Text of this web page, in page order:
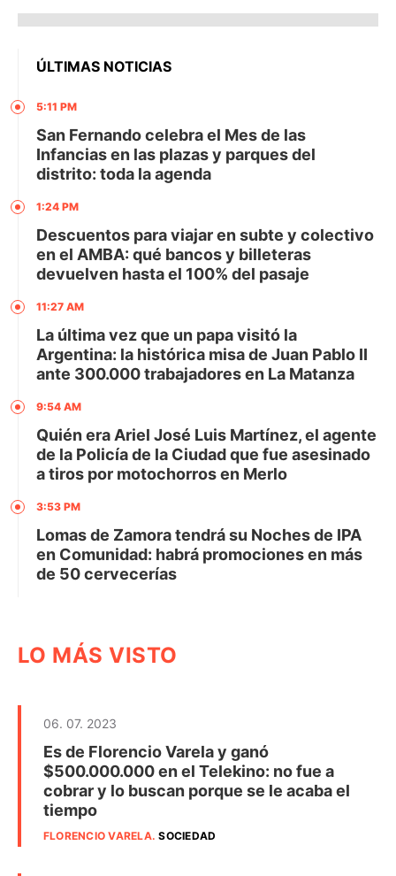
ÚLTIMAS NOTICIAS
5:11 PM
San Fernando celebra el Mes de las
Infancias en las plazas y parques del
distrito: toda la agenda
1:24 PM
Descuentos para viajar en subte y colectivo
en el AMBA: qué bancos y billeteras
devuelven hasta el 100% del pasaje
11:27 AM
La última vez que un papa visitó la
Argentina: la histórica misa de Juan Pablo II
ante 300.000 trabajadores en La Matanza
9:54 AM
Quién era Ariel José Luis Martínez, el agente
de la Policía de la Ciudad que fue asesinado
a tiros por motochorros en Merlo
3:53 PM
Lomas de Zamora tendrá su Noches de IPA
en Comunidad: habrá promociones en más
de 50 cervecerías
LO MÁS VISTO
06. 07. 2023
Es de Florencio Varela y ganó
$500.000.000 en el Telekino: no fue a
cobrar y lo buscan porque se le acaba el
tiempo
FLORENCIO VARELA.SOCIEDAD